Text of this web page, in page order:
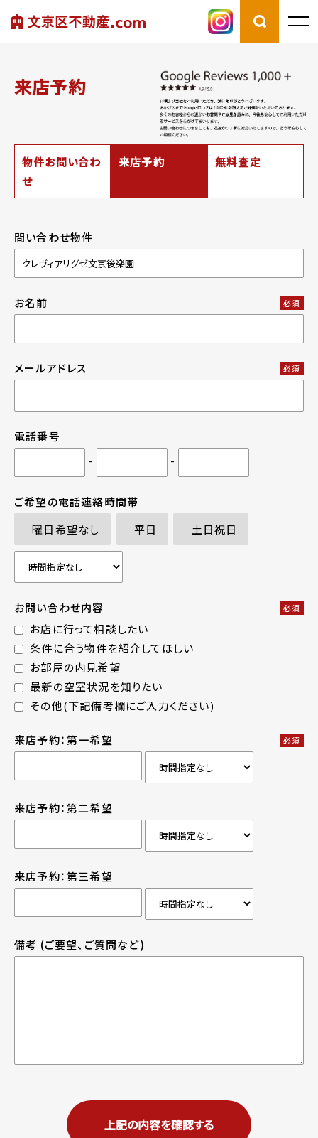
来店予約
物件お問い合わ
せ
来店予約 無料査定
問い合わせ物件
お名前 必須
メールアドレス 必須
電話番号
-
-
ご希望の電話連絡時間帯
曜日希望なし
平日 土日祝日
お問い合わせ内容 必須
お店に行って相談したい
条件に合う物件を紹介してほしい
お部屋の内見希望
最新の空室状況を知りたい
その他(下記備考欄にご入力ください)
来店予約：第一希望 必須
来店予約：第二希望
来店予約：第三希望
備考 (ご要望、ご質問など)